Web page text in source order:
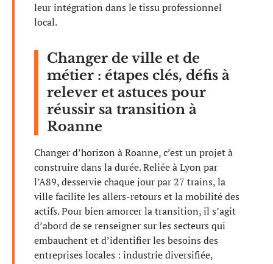
leur intégration dans le tissu professionnel
local.
Changer de ville et de
métier : étapes clés, défis à
relever et astuces pour
réussir sa transition à
Roanne
Changer d’horizon à Roanne, c’est un projet à
construire dans la durée. Reliée à Lyon par
l’A89, desservie chaque jour par 27 trains, la
ville facilite les allers-retours et la mobilité des
actifs. Pour bien amorcer la transition, il s’agit
d’abord de se renseigner sur les secteurs qui
embauchent et d’identifier les besoins des
entreprises locales : industrie diversifiée,